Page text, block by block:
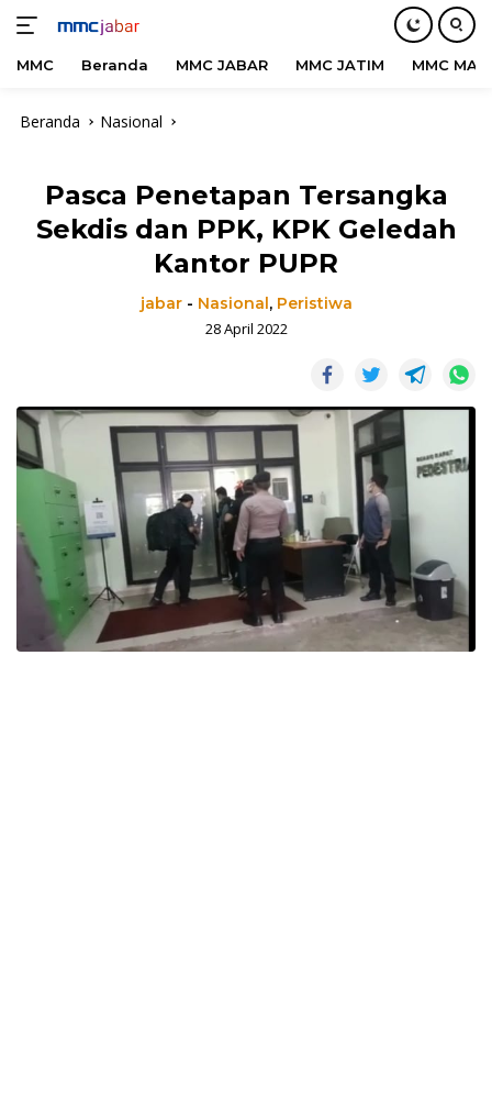
MMC Beranda MMC JABAR MMC JATIM MMC
Beranda Nasional
Pasca Penetapan Tersangka
Sekdis dan PPK, KPK Geledah
Kantor PUPR
jabar- Nasional, Peristiwa
28 April 2022